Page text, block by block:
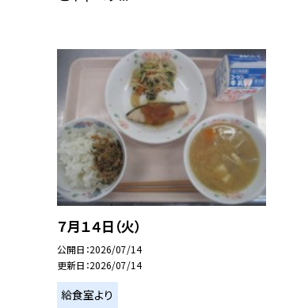
７月１４日（火）
公開日 2026/07/14
更新日 2026/07/14
給食室より